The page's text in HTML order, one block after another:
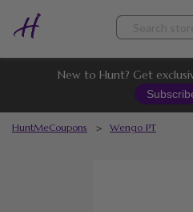
New to Hunt? Get
HuntMeCoupons > Wengo PT